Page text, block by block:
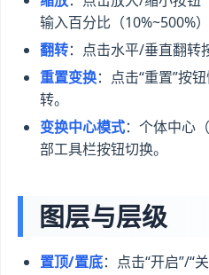
输入百分比（10%~500%）
翻转：点击水平/垂直翻转
重置变换：点击“重置”按
转。
变换中心模式：个体中心
部工具栏按钮切换。
图层与层级
置顶/置底：点击“开启”/“